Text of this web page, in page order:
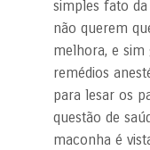
simples fato
não querem
melhora, e sim
remédios
para lesar os
questão de
maconha é